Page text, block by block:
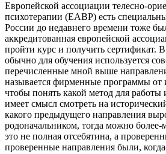
Европейской ассоциации телесно-
психотерапии (EABP) есть
России до недавнего времени тоже
аккредитованная европейской
пройти курс и получить сертификат.
обычно для обучения используется
перечисленные мной выше
называется фирменные программы
чтобы понять какой метод для работы
имеет смысл смотреть на
какого предыдущего направления
родоначальником, тогда можно более-
это не полная отсебятина, а
проверенные направления были,